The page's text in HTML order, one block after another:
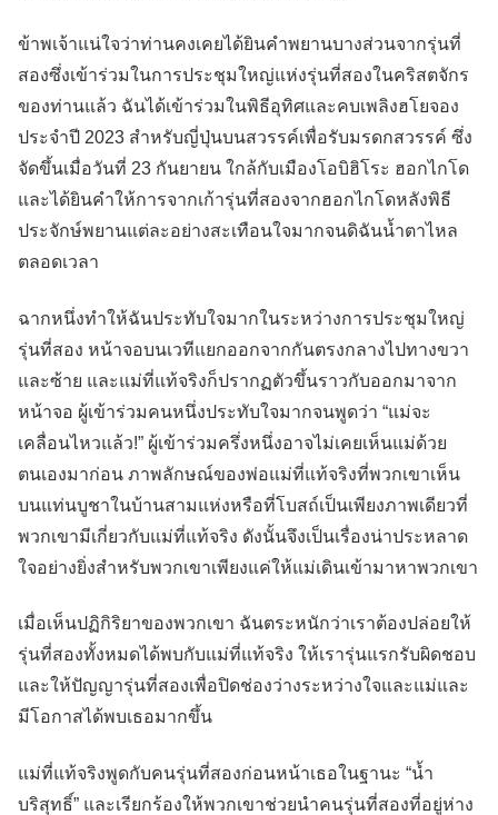
ข้าพเจ้าแน่ใจว่าท่านคงเคยได้ยินคำพยานบางส่วนจากรุ่นที่
สองซึ่งเข้าร่วมในการประชุมใหญ่แห่งรุ่นที่สองในคริสตจักร
ของท่านแล้ว ฉันได้เข้าร่วมในพิธีอุทิศและคบเพลิงฮโยจอง
ประจำปี 2023 สำหรับญี่ปุ่นบนสวรรค์เพื่อรับมรดกสวรรค์ ซึ่ง
จัดขึ้นเมื่อวันที่ 23 กันยายน ใกล้กับเมืองโอบิฮิโระ ฮอกไกโด
และได้ยินคำให้การจากเก้ารุ่นที่สองจากฮอกไกโดหลังพิธี
ประจักษ์พยานแต่ละอย่างสะเทือนใจมากจนดิฉันน้ำตาไหล
ตลอดเวลา
ฉากหนึ่งทำให้ฉันประทับใจมากในระหว่างการประชุมใหญ่
รุ่นที่สอง หน้าจอบนเวทีแยกออกจากกันตรงกลางไปทางขวา
และซ้าย และแม่ที่แท้จริงก็ปรากฏตัวขึ้นราวกับออกมาจาก
หน้าจอ ผู้เข้าร่วมคนหนึ่งประทับใจมากจนพูดว่า “แม่จะ
เคลื่อนไหวแล้ว!” ผู้เข้าร่วมครึ่งหนึ่งอาจไม่เคยเห็นแม่ด้วย
ตนเองมาก่อน ภาพลักษณ์ของพ่อแม่ที่แท้จริงที่พวกเขาเห็น
บนแท่นบูชาในบ้านสามแห่งหรือที่โบสถ์เป็นเพียงภาพเดียวที่
พวกเขามีเกี่ยวกับแม่ที่แท้จริง ดังนั้นจึงเป็นเรื่องน่าประหลาด
ใจอย่างยิ่งสำหรับพวกเขาเพียงแค่ให้แม่เดินเข้ามาหาพวกเขา
เมื่อเห็นปฏิกิริยาของพวกเขา ฉันตระหนักว่าเราต้องปล่อยให้
รุ่นที่สองทั้งหมดได้พบกับแม่ที่แท้จริง ให้เรารุ่นแรกรับผิดชอบ
และให้ปัญญารุ่นที่สองเพื่อปิดช่องว่างระหว่างใจและแม่และ
มีโอกาสได้พบเธอมากขึ้น
แม่ที่แท้จริงพูดกับคนรุ่นที่สองก่อนหน้าเธอในฐานะ “น้ำ
บริสุทธิ์” และเรียกร้องให้พวกเขาช่วยนำคนรุ่นที่สองที่อยู่ห่าง